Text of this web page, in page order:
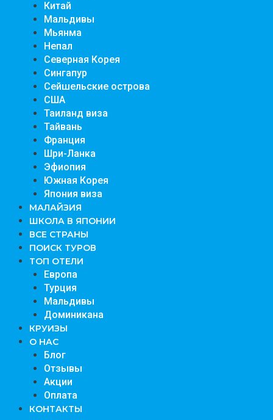
Китай
Мальдивы
Мьянма
Непал
Северная Корея
Сингапур
Сейшельские острова
США
Таиланд виза
Тайвань
Франция
Шри-Ланка
Эфиопия
Южная Корея
Япония виза
МАЛАЙЗИЯ
ШКОЛА В ЯПОНИИ
ВСЕ СТРАНЫ
ПОИСК ТУРОВ
ТОП ОТЕЛИ
Европа
Турция
Мальдивы
Доминикана
КРУИЗЫ
О НАС
Блог
Отзывы
Акции
Оплата
КОНТАКТЫ